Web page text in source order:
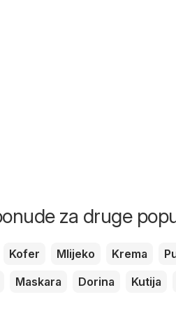
za druge
Kofer Mlijeko Krema
Maskara Dorina Kutija